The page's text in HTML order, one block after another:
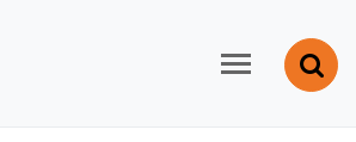
de Museos